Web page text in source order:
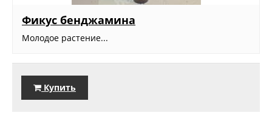
Фикус бенджамина
Молодое растение...
Купить